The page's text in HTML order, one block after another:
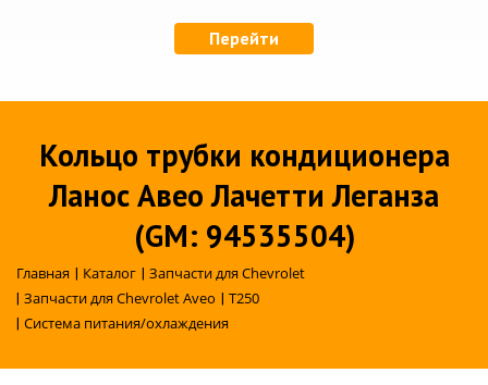
Перейти
Кольцо трубки кондиционера
Ланос Авео Лачетти Леганза
(GM: 94535504)
Главная | Каталог | Запчасти для Chevrolet
| Запчасти для Chevrolet Aveo | T250
| Система питания/охлаждения